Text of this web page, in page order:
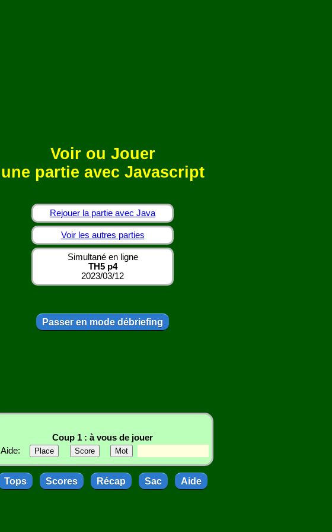
Voir ou Jouer
une partie avec Javascript
Rejouer la partie avec Java
Voir les autres parties
Simultané en ligne
TH5 p4
2023/03/12
Passer en mode débriefing
Coup 1 : à vous de jouer
Aide:
Tops Scores Récap Sac Aide